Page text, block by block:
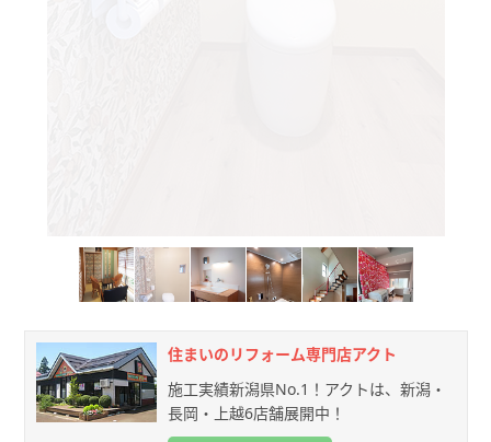
住まいのリフォーム専⾨店アクト
施工実績新潟県No.1！アクトは、新潟・
長岡・上越6店舗展開中！